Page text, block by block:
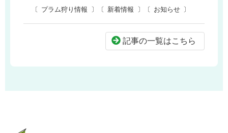
プラム狩り情報 新着情報 お知らせ
記事の一覧はこちら